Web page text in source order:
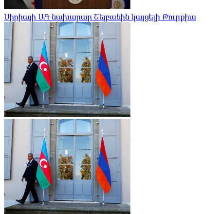
Սիրիայի ԱԳ նախարար Շեյբանին կայցելի Թուրքիա